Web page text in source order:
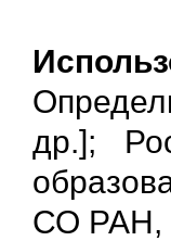
др.];
СО РАН,